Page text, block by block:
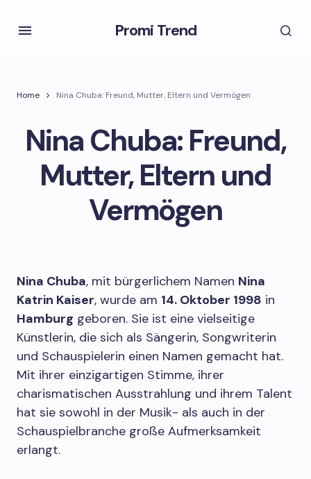
Promi Trend
Home Nina Chuba: Freund, Mutter, Eltern und Vermögen
Nina Chuba: Freund,
Mutter, Eltern und
Vermögen
Nina Chuba, mit bürgerlichem Namen Nina
Katrin Kaiser, wurde am 14. Oktober 1998 in
Hamburg geboren. Sie ist eine vielseitige
Künstlerin, die sich als Sängerin, Songwriterin
und Schauspielerin einen Namen gemacht hat.
Mit ihrer einzigartigen Stimme, ihrer
charismatischen Ausstrahlung und ihrem Talent
hat sie sowohl in der Musik- als auch in der
Schauspielbranche große Aufmerksamkeit
erlangt.